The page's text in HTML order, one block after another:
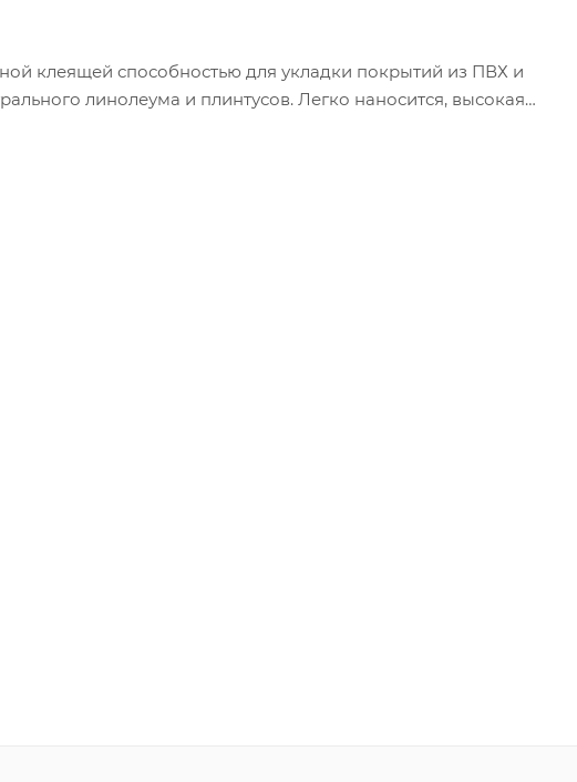
клеящей способностью для укладки покрытий из ПВХ и
линолеума и плинтусов. Легко наносится, высокая